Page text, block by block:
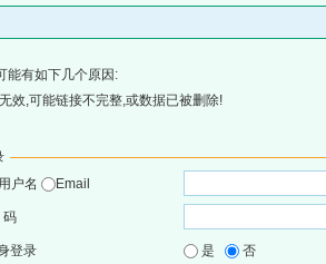
能有如下几个原因:
效,可能链接不完整,或数据已被删除!
用户名
Email
登录 是 否